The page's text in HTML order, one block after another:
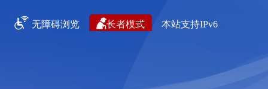
无障碍浏览 长者模式 本站支持IPv6